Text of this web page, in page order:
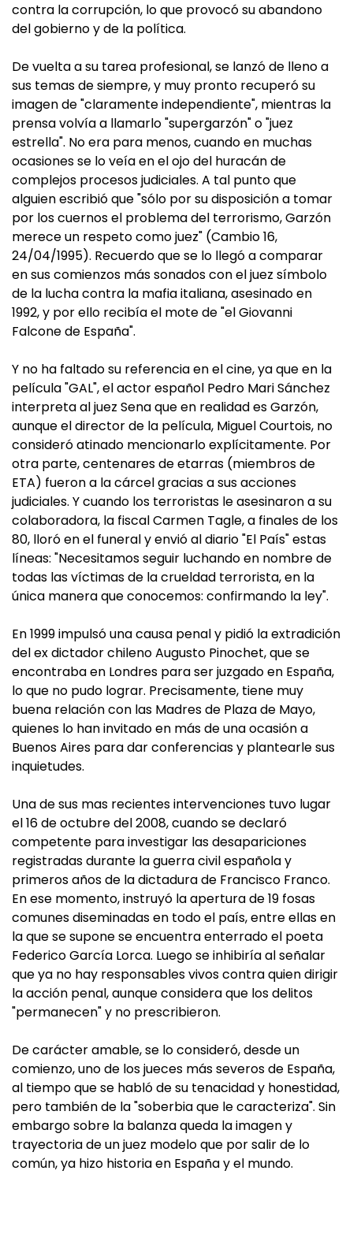
contra la corrupción, lo que provocó su abandono
del gobierno y de la política.
De vuelta a su tarea profesional, se lanzó de lleno a
sus temas de siempre, y muy pronto recuperó su
imagen de "claramente independiente", mientras la
prensa volvía a llamarlo "supergarzón" o "juez
estrella". No era para menos, cuando en muchas
ocasiones se lo veía en el ojo del huracán de
complejos procesos judiciales. A tal punto que
alguien escribió que "sólo por su disposición a tomar
por los cuernos el problema del terrorismo, Garzón
merece un respeto como juez" (Cambio 16,
24/04/1995). Recuerdo que se lo llegó a comparar
en sus comienzos más sonados con el juez símbolo
de la lucha contra la mafia italiana, asesinado en
1992, y por ello recibía el mote de "el Giovanni
Falcone de España".
Y no ha faltado su referencia en el cine, ya que en la
película "GAL", el actor español Pedro Mari Sánchez
interpreta al juez Sena que en realidad es Garzón,
aunque el director de la película, Miguel Courtois, no
consideró atinado mencionarlo explícitamente. Por
otra parte, centenares de etarras (miembros de
ETA) fueron a la cárcel gracias a sus acciones
judiciales. Y cuando los terroristas le asesinaron a su
colaboradora, la fiscal Carmen Tagle, a finales de los
80, lloró en el funeral y envió al diario "El País" estas
líneas: "Necesitamos seguir luchando en nombre de
todas las víctimas de la crueldad terrorista, en la
única manera que conocemos: confirmando la ley".
En 1999 impulsó una causa penal y pidió la extradición
del ex dictador chileno Augusto Pinochet, que se
encontraba en Londres para ser juzgado en España,
lo que no pudo lograr. Precisamente, tiene muy
buena relación con las Madres de Plaza de Mayo,
quienes lo han invitado en más de una ocasión a
Buenos Aires para dar conferencias y plantearle sus
inquietudes.
Una de sus mas recientes intervenciones tuvo lugar
el 16 de octubre del 2008, cuando se declaró
competente para investigar las desapariciones
registradas durante la guerra civil española y
primeros años de la dictadura de Francisco Franco.
En ese momento, instruyó la apertura de 19 fosas
comunes diseminadas en todo el país, entre ellas en
la que se supone se encuentra enterrado el poeta
Federico García Lorca. Luego se inhibiría al señalar
que ya no hay responsables vivos contra quien dirigir
la acción penal, aunque considera que los delitos
"permanecen" y no prescribieron.
De carácter amable, se lo consideró, desde un
comienzo, uno de los jueces más severos de España,
al tiempo que se habló de su tenacidad y honestidad,
pero también de la "soberbia que le caracteriza". Sin
embargo sobre la balanza queda la imagen y
trayectoria de un juez modelo que por salir de lo
común, ya hizo historia en España y el mundo.